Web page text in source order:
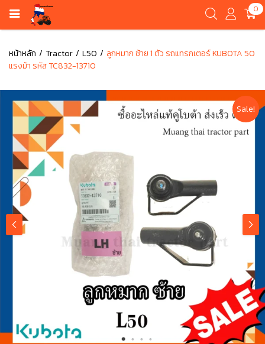
0
หน้าหลัก Tractor L50
ลูกหมาก ซ้าย 1 ตัว รถแทรกเตอร์ KUBOTA 50
แรงม้า รหัส TC832-13710
Sale!